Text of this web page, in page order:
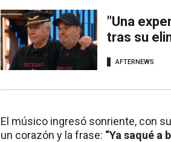
"Una
tras su
AFTERNEWS
El músico ingresó sonriente, con
un corazón y la frase: “Ya saqué a